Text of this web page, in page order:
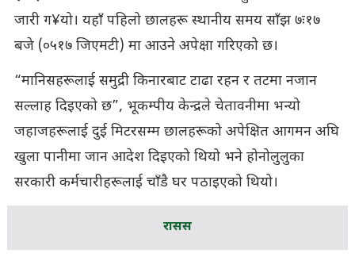
जारी ग¥यो। यहाँ पहिलो छालहरू स्थानीय समय साँझ ७ः१७
बजे (०५१७ जिएमटी) मा आउने अपेक्षा गरिएको छ।
“मानिसहरूलाई समुद्री किनारबाट टाढा रहन र तटमा नजान
सल्लाह दिइएको छ”, भूकम्पीय केन्द्रले चेतावनीमा भन्यो
जहाजहरूलाई दुई मिटरसम्म छालहरूको अपेक्षित आगमन अघि
खुला पानीमा जान आदेश दिइएको थियो भने होनोलुलुका
सरकारी कर्मचारीहरूलाई चाँडै घर पठाइएको थियो।
रासस